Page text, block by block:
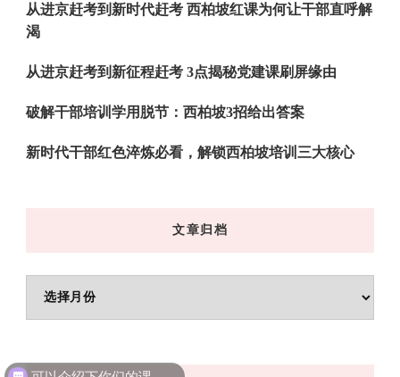
从进京赶考到新时代赶考 西柏坡红课为何让干部直呼解
渴
从进京赶考到新征程赶考 3点揭秘党建课刷屏缘由
破解干部培训学用脱节：西柏坡3招给出答案
新时代干部红色淬炼必看，解锁西柏坡培训三大核心
文章归档
档